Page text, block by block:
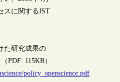
スに関するJST
た研究成果の
PDF: 115KB）
policy_openscience.pdf